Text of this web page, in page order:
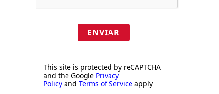
ENVIAR
This site is protected by reCAPTCHA
and the Google Privacy
Policy and Terms of Service apply.